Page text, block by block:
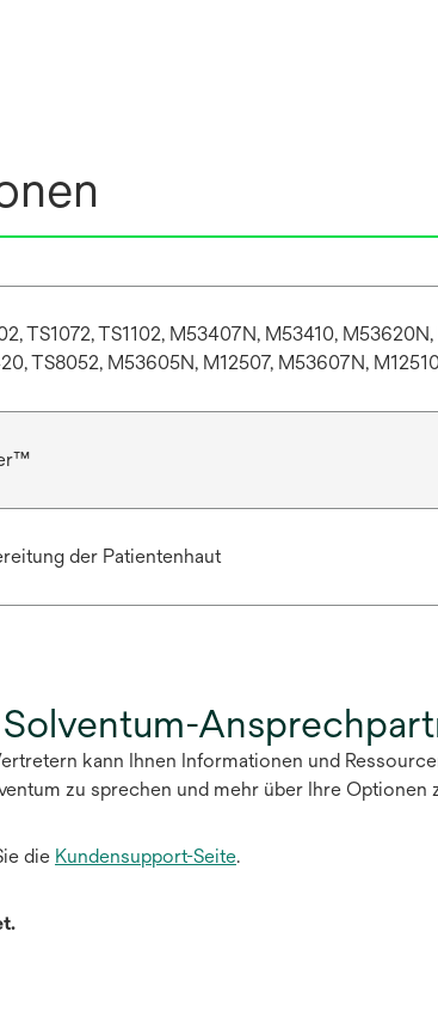
TS1072, TS1102, M53407N, M53410,
TS8052, M53605N, M12507, M53607N,
der Patientenhaut
kann Ihnen Informationen und
zu sprechen und mehr über Ihre Optionen
die Kundensupport-Seite.